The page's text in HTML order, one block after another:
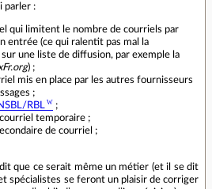
parler :
qui limitent le nombre de courriels par
entrée (ce qui ralentit pas mal la
une liste de diffusion, par exemple la
) ;
mis en place par les autres fournisseurs
;
RBL
;
temporaire ;
de courriel ;
que ce serait même un métier (et il se dit
spécialistes se feront un plaisir de corriger